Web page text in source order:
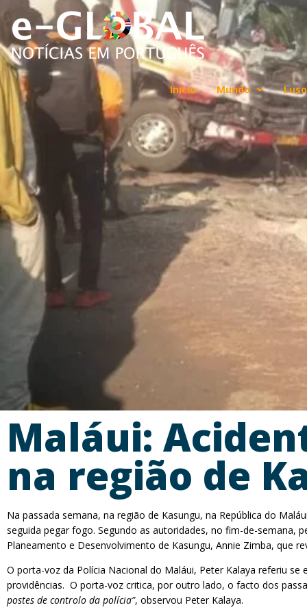
Início Mundo
Maláui:
na região de
Na passada semana, na região de Kasungu, na República do
seguida pegar fogo. Segundo as autoridades, no fim-de-semana,
Planeamento e Desenvolvimento de Kasungu, Annie Zimba, que
O porta-voz da Polícia Nacional do Maláui, Peter Kalaya referiu
providências. O porta-voz critica, por outro lado, o facto dos
postes de controlo da polícia”, observou Peter Kalaya.